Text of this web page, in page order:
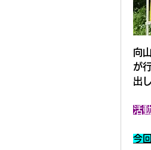
向
が
出
活
今